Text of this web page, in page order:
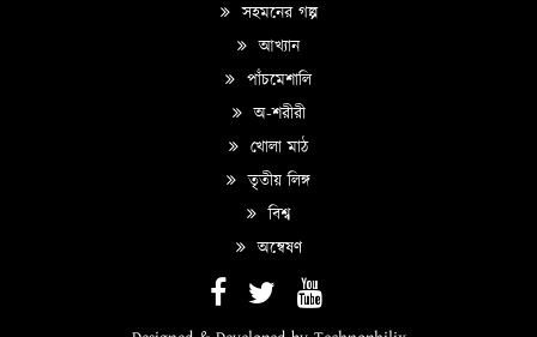
সহমনের গল্প
আখ্যান
পাঁচমেশালি
অ-শরীরী
খোলা মাঠ
তৃতীয় লিঙ্গ
বিশ্ব
অন্বেষণ